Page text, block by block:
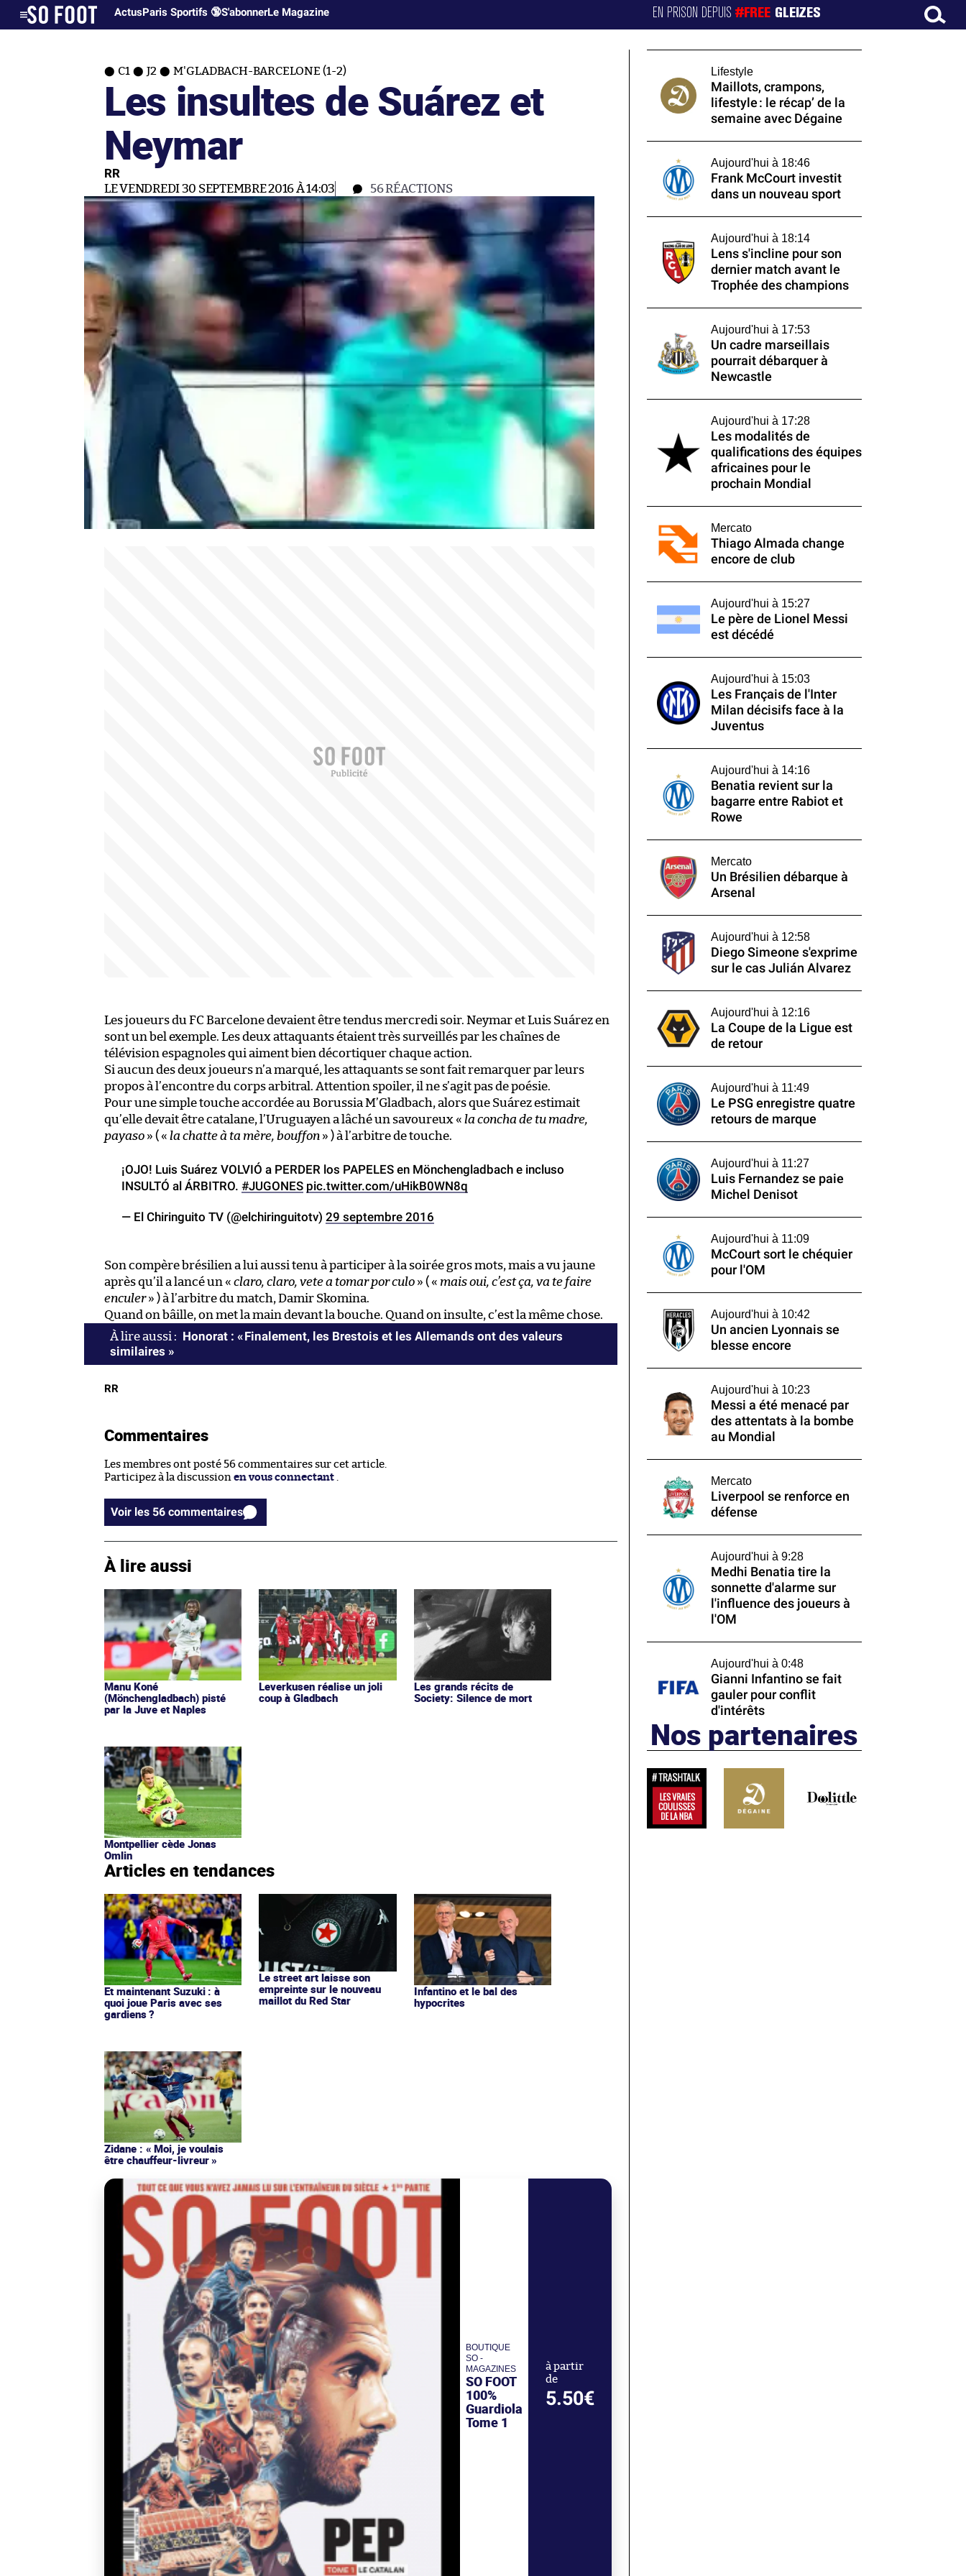
ActusParis Sportifs 🔞S'abonnerLe Magazine EN PRISON DEPUIS#FREE GLEIZES
C1 J2 M'GLADBACH-BARCELONE (1-2)
Les insultes de Suárez et
Neymar
RR
LE VENDREDI 30 SEPTEMBRE 2016 À 14:03 56RÉACTIONS
Les joueurs du FC Barcelone devaient être tendus mercredi soir. Neymar et Luis Suárez en
sont un bel exemple. Les deux attaquants étaient très surveillés par les chaînes de
télévision espagnoles qui aiment bien décortiquer chaque action.
Si aucun des deux joueurs n’a marqué, les attaquants se sont fait remarquer par leurs
propos à l’encontre du corps arbitral. Attention spoiler, il ne s’agit pas de poésie.
Pour une simple touche accordée au Borussia M’Gladbach, alors que Suárez estimait
qu’elle devait être catalane, l’Uruguayen a lâché un savoureux « la concha de tu madre,
payaso » ( « la chatte à ta mère, bouffon » ) à l’arbitre de touche.
¡OJO! Luis Suárez VOLVIÓ a PERDER los PAPELES en Mönchengladbach e incluso
INSULTÓ al ÁRBITRO. #JUGONES pic.twitter.com/uHikB0WN8q
— El Chiringuito TV (@elchiringuitotv) 29 septembre 2016
Son compère brésilien a lui aussi tenu à participer à la soirée gros mots, mais a vu jaune
après qu’il a lancé un « claro, claro, vete a tomar por culo » ( « mais oui, c’est ça, va te faire
enculer» ) à l’arbitre du match, Damir Skomina.
Quand on bâille, on met la main devant la bouche. Quand on insulte, c’est la même chose.
Honorat : « Finalement, les Brestois et les Allemands ont des valeurs
similaires »
RR
Commentaires
Les membres ont posté 56 commentaires sur cet article.
Participez à la discussion en vous connectant .
Voir les 56 commentaires
À lire aussi
Manu Koné
(Mönchengladbach) pisté
par la Juve et Naples
Leverkusen réalise un joli
coup à Gladbach
Les grands récits de
Society: Silence de mort
Montpellier cède Jonas
Omlin
Articles en tendances
Et maintenant Suzuki : à
quoi joue Paris avec ses
gardiens ?
Le street art laisse son
empreinte sur le nouveau
maillot du Red Star
Infantino et le bal des
hypocrites
Zidane : « Moi, je voulais
être chauffeur-livreur »
BOUTIQUE
SO -
MAGAZINES
SO FOOT
100%
Guardiola
Tome 1
à partir
de
5.50€
Lifestyle
Maillots, crampons,
lifestyle : le récap’ de la
semaine avec Dégaine
Aujourd'hui à 18:46
Frank McCourt investit
dans un nouveau sport
Aujourd'hui à 18:14
Lens s'incline pour son
dernier match avant le
Trophée des champions
Aujourd'hui à 17:53
Un cadre marseillais
pourrait débarquer à
Newcastle
Aujourd'hui à 17:28
Les modalités de
qualifications des équipes
africaines pour le
prochain Mondial
Mercato
Thiago Almada change
encore de club
Aujourd'hui à 15:27
Le père de Lionel Messi
est décédé
Aujourd'hui à 15:03
Les Français de l'Inter
Milan décisifs face à la
Juventus
Aujourd'hui à 14:16
Benatia revient sur la
bagarre entre Rabiot et
Rowe
Mercato
Un Brésilien débarque à
Arsenal
Aujourd'hui à 12:58
Diego Simeone s'exprime
sur le cas Julián Alvarez
Aujourd'hui à 12:16
La Coupe de la Ligue est
de retour
Aujourd'hui à 11:49
Le PSG enregistre quatre
retours de marque
Aujourd'hui à 11:27
Luis Fernandez se paie
Michel Denisot
Aujourd'hui à 11:09
McCourt sort le chéquier
pour l'OM
Aujourd'hui à 10:42
Un ancien Lyonnais se
blesse encore
Aujourd'hui à 10:23
Messi a été menacé par
des attentats à la bombe
au Mondial
Mercato
Liverpool se renforce en
défense
Aujourd'hui à 9:28
Medhi Benatia tire la
sonnette d'alarme sur
l'influence des joueurs à
l'OM
Aujourd'hui à 0:48
Gianni Infantino se fait
gauler pour conflit
d'intérêts
Nos partenaires